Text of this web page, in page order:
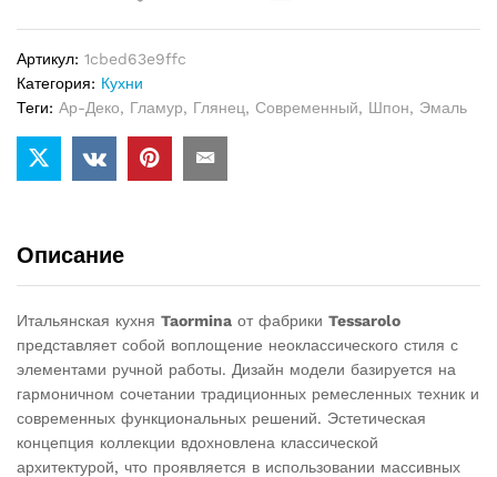
Артикул: 1cbed63e9ffc
Категория: Кухни
Теги: Ар-Деко, Гламур, Глянец, Современный, Шпон, Эмаль
Описание
Итальянская кухня Taormina от фабрики Tessarolo
представляет собой воплощение неоклассического стиля с
элементами ручной работы. Дизайн модели базируется на
гармоничном сочетании традиционных ремесленных техник и
современных функциональных решений. Эстетическая
концепция коллекции вдохновлена классической
архитектурой, что проявляется в использовании массивных